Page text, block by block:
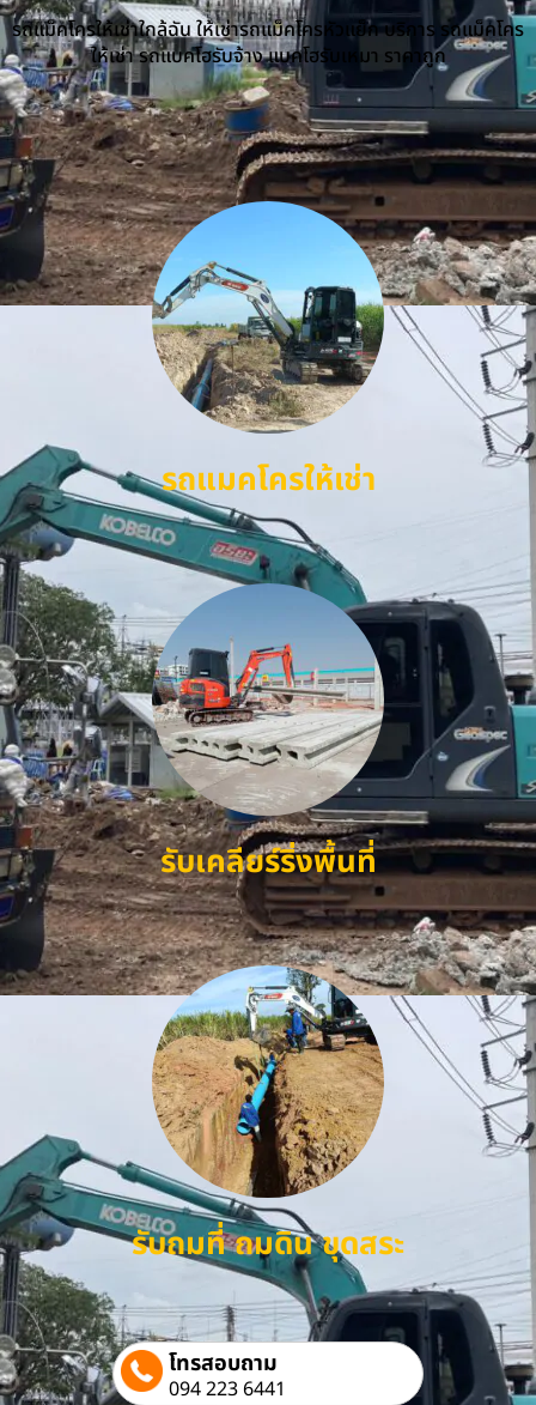
รถแม็คโครให้เช่าใกล้ฉัน ให้เช่ารถแม็คโครหัวแย็ก บริการ รถแม็คโคร
ให้เช่า รถแบคโฮรับจ้าง แบคโฮรับเหมา ราคาถูก
รถแมคโครให้เช่า
รับเคลียร์ริ่งพื้นที่
รับถมที่ ถมดิน ขุดสระ
โทรสอบถาม
094 223 6441